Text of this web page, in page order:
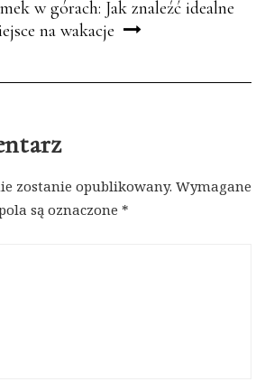
w górach: Jak znaleźć idealne
na wakacje
zostanie opublikowany. Wymagane
są oznaczone *